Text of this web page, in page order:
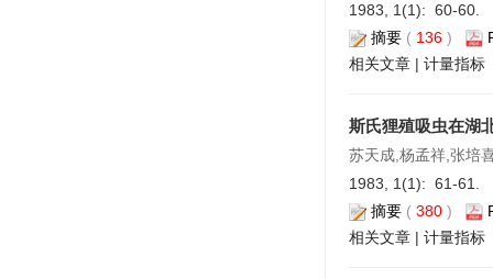
1983, 1(1): 60-60.
摘要 ( 136 )
相关文章 | 计量指标
斯氏狸殖吸虫在湖
苏天成,杨孟祥,张培
1983, 1(1): 61-61.
摘要 ( 380 )
相关文章 | 计量指标